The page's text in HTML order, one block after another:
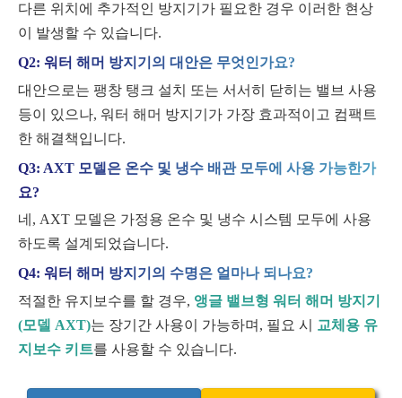
다른 위치에 추가적인 방지기가 필요한 경우 이러한 현상
이 발생할 수 있습니다.
Q2: 워터 해머 방지기의 대안은 무엇인가요?
대안으로는 팽창 탱크 설치 또는 서서히 닫히는 밸브 사용
등이 있으나, 워터 해머 방지기가 가장 효과적이고 컴팩트
한 해결책입니다.
Q3: AXT 모델은 온수 및 냉수 배관 모두에 사용 가능한가
요?
네, AXT 모델은 가정용 온수 및 냉수 시스템 모두에 사용
하도록 설계되었습니다.
Q4: 워터 해머 방지기의 수명은 얼마나 되나요?
적절한 유지보수를 할 경우, 앵글 밸브형 워터 해머 방지기
(모델 AXT)는 장기간 사용이 가능하며, 필요 시
교체용 유
지보수 키트를 사용할 수 있습니다.